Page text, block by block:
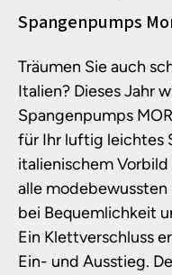
Spangenpumps
Träumen Sie auch
Italien? Dieses Jahr
Spangenpumps
für Ihr luftig leichtes
italienischem
alle
bei Bequemlichkeit
Ein Klettverschluss
Ein- und Ausstieg.